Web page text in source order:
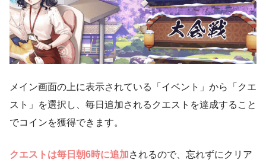
メイン画面の上に表示されている「イベント」から「クエ
スト」を選択し、毎日追加されるクエストを達成すること
でコインを獲得できます。
クエストは毎日朝6時に追加されるので、忘れずにクリア